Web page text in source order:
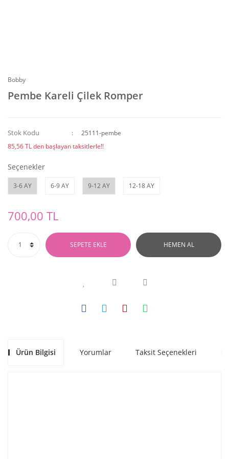
Bobby
Pembe Kareli Çilek Romper
Stok Kodu
25111-pembe
85,56 TL den başlayan taksitlerle!!
Seçenekler
3-6 AY 6-9 AY 9-12 AY 12-18 AY
700,00 TL
SEPETE EKLE HEMEN AL
Ürün Bilgisi Yorumlar Taksit Seçenekleri